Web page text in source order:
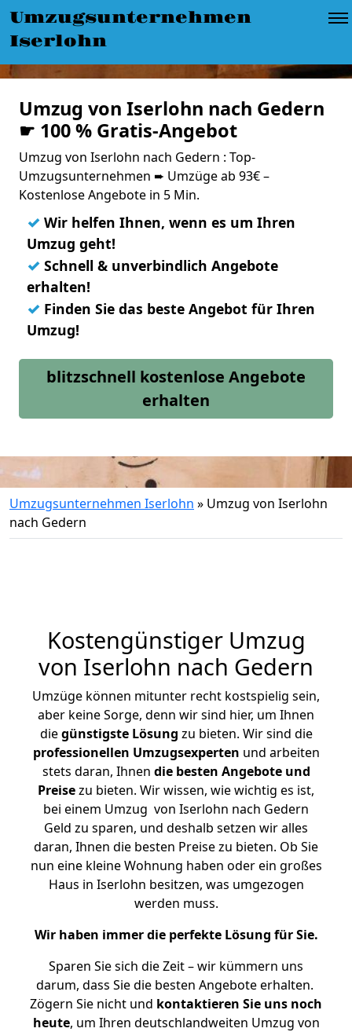
Umzugsunternehmen
Iserlohn
Umzug von Iserlohn nach Gedern
☛ 100 % Gratis-Angebot
Umzug von Iserlohn nach Gedern : Top-
Umzugsunternehmen ➨ Umzüge ab 93€ –
Kostenlose Angebote in 5 Min.
✓ Wir helfen Ihnen, wenn es um Ihren
Umzug geht!
✓ Schnell & unverbindlich Angebote
erhalten!
✓ Finden Sie das beste Angebot für Ihren
Umzug!
blitzschnell kostenlose Angebote
erhalten
Umzugsunternehmen Iserlohn » Umzug von Iserlohn
nach Gedern
Kostengünstiger Umzug
von Iserlohn nach Gedern
Umzüge können mitunter recht kostspielig sein,
aber keine Sorge, denn wir sind hier, um Ihnen
diegünstigste Lösung zu bieten. Wir sind die
professionellen Umzugsexperten und arbeiten
stets daran, Ihnen die besten Angebote und
Preisezu bieten. Wir wissen, wie wichtig es ist,
bei einem Umzug von Iserlohn nach Gedern
Geld zu sparen, und deshalb setzen wir alles
daran, Ihnen die besten Preise zu bieten. Ob Sie
nun eine kleine Wohnung haben oder ein großes
Haus in Iserlohn besitzen, was umgezogen
werden muss.
Wir haben immer die perfekte Lösung für Sie.
Sparen Sie sich die Zeit – wir kümmern uns
darum, dass Sie die besten Angebote erhalten.
Zögern Sie nicht und kontaktieren Sie uns noch
heute, um Ihren deutschlandweiten Umzug von